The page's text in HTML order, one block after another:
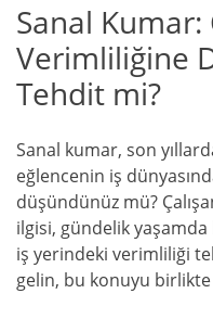
Sanal Kumar:
Verimliliğine
Tehdit mi?
Sanal kumar, son
eğlencenin iş
düşündünüz mü?
ilgisi, gündelik yaşamda
iş yerindeki verimliliği
gelin, bu konuyu